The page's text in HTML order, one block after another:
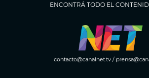
ENCONTRÁ TODO EL
contacto@canalnet.tv/